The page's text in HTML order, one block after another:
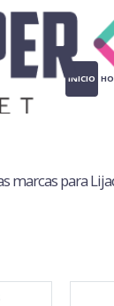
INICIO
marcas para